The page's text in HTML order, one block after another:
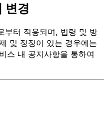
변경
부터 적용되며, 법령 및 방
및 정정이 있는 경우에는
스 내 공지사항을 통하여